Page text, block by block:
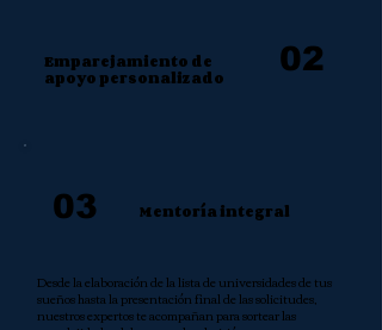
Emparejamiento de
apoyo personalizado
02
03 Mentoría integral
Desde la elaboración de la lista de universidades de tus
sueños hasta la presentación final de las solicitudes,
nuestros expertos te acompañan para sortear las